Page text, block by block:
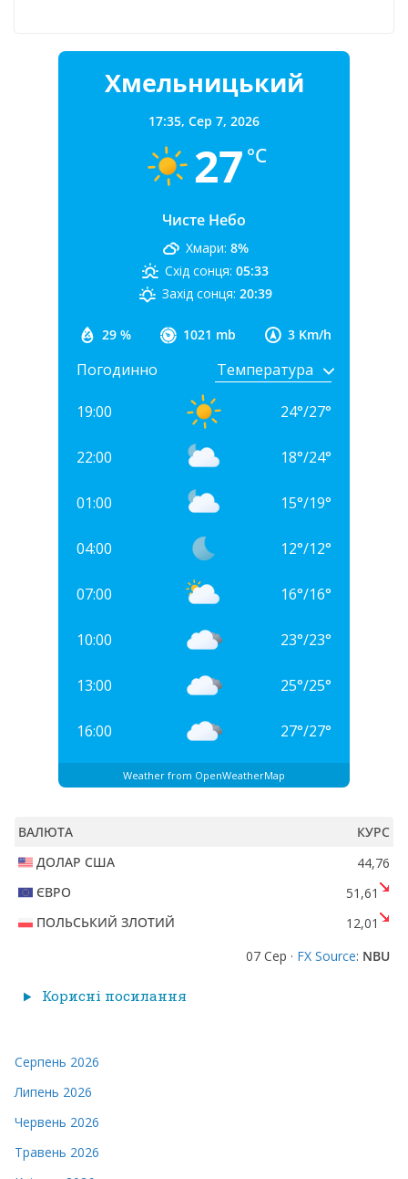
Хмельницький
17:35, Сер 7, 2026
27 °C
Чисте Небо
29 % 1021 mb 3 Km/h
Хмари: 8%
Схід сонця: 05:33
Захід сонця: 20:39
Погодинно
19:00 24°/27°
22:00 18°/24°
01:00 15°/19°
04:00 12°/12°
07:00 16°/16°
10:00 23°/23°
13:00 25°/25°
16:00 27°/27°
Weather from OpenWeatherMap
ВАЛЮТА
КУРС
ДОЛАР США
44,76
ЄВРО
51,61
ПОЛЬСЬКИЙ ЗЛОТИЙ
12,01
07 Сер · FX Source: NBU
Корисні посилання
Серпень 2026
Липень 2026
Червень 2026
Травень 2026